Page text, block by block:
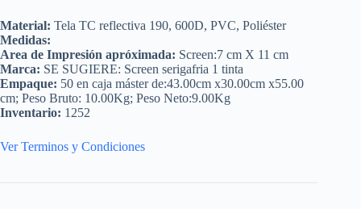
Material: Tela TC reflectiva 190, 600D, PVC, Poliéster
Medidas:
Area de Impresión apróximada: Screen:7 cm X 11 cm
Marca: SE SUGIERE: Screen serigafria 1 tinta
Empaque: 50 en caja máster de:43.00cm x30.00cm x55.00
cm; Peso Bruto: 10.00Kg; Peso Neto:9.00Kg
Inventario: 1252
Ver Terminos y Condiciones